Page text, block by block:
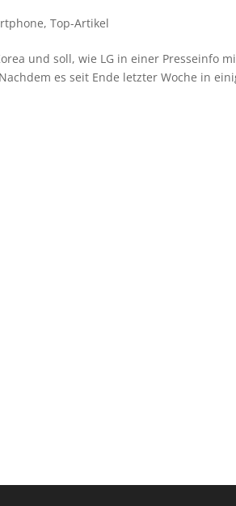
,Top-Artikel
und soll, wie LG in einer Presseinfo
es seit Ende letzter Woche in